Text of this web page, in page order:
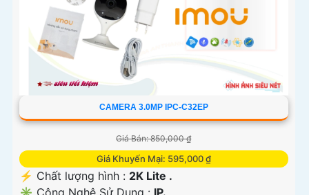
CAMERA 3.0MP IPC-C32EP
Giá Bán: 850,000 ₫
Giá Khuyến Mại: 595,000 ₫
️⚡ Chất lượng hình : 2K Lite .
✳️ Công Nghệ Sử Dụng : IP.